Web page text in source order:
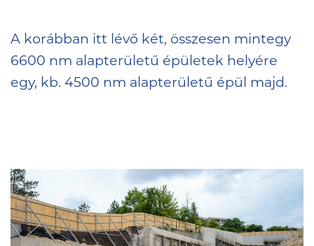
A korábban itt lévő két, összesen mintegy
6600 nm alapterületű épületek helyére
egy, kb. 4500 nm alapterületű épül majd.